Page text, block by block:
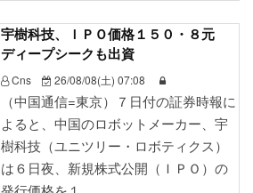
宇樹科技、ＩＰＯ価格１５０・８元
ディープシークも出資
Cns 26/08/08(土) 07:08
（中国通信=東京）７日付の証券時報に
よると、中国のロボットメーカー、宇
樹科技（ユニツリー・ロボティクス）
は６日夜、新規株式公開（ＩＰＯ）の